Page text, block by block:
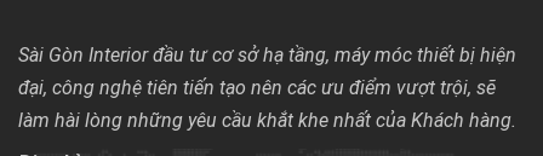
Sài Gòn Interior đầu tư cơ sở hạ tầng, máy móc thiết bị hiện
đại, công nghệ tiên tiến tạo nên các ưu điểm vượt trội, sẽ
làm hài lòng những yêu cầu khắt khe nhất của Khách hàng.